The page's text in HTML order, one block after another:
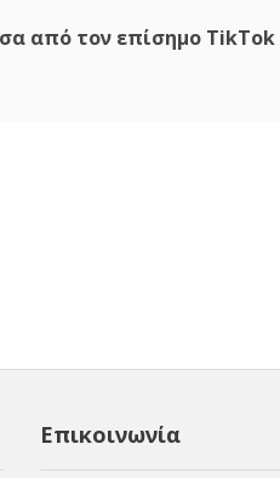
από τον επίσημο
Επικοινωνία